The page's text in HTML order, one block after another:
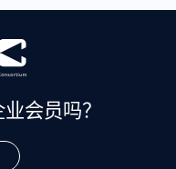
会员吗？